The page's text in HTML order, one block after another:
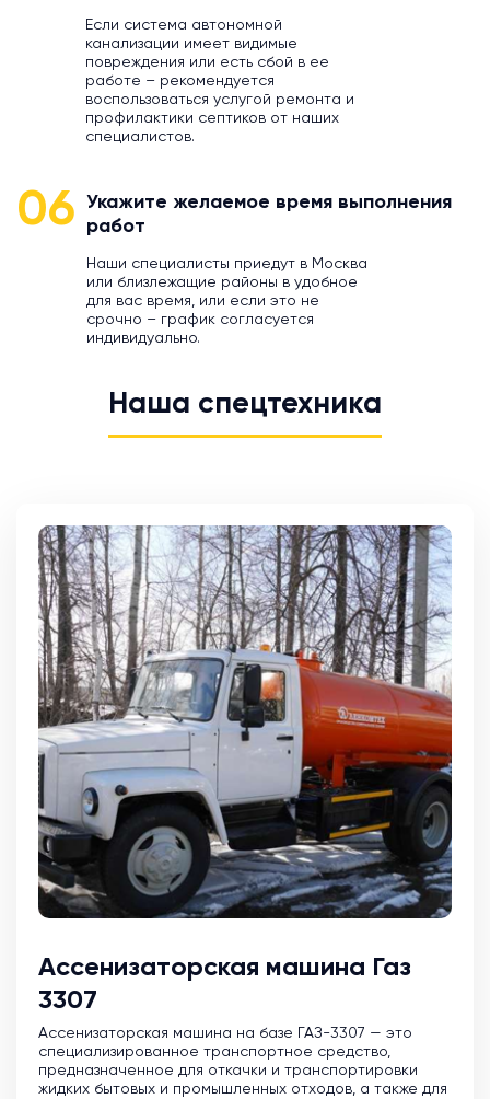
Если система автономной
канализации имеет видимые
повреждения или есть сбой в ее
работе – рекомендуется
воспользоваться услугой ремонта и
профилактики септиков от наших
специалистов.
06
Укажите желаемое время выполнения
работ
Наши специалисты приедут в Москва
или близлежащие районы в удобное
для вас время, или если это не
срочно – график согласуется
индивидуально.
Наша спецтехника
Ассенизаторская машина Газ
3307
Ассенизаторская машина на базе ГАЗ-3307 — это
специализированное транспортное средство,
предназначенное для откачки и транспортировки
жидких бытовых и промышленных отходов, а также для